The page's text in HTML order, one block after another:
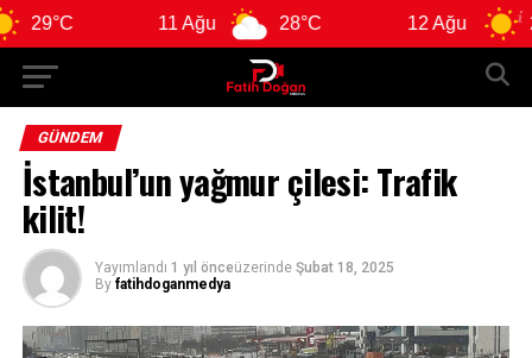
11 Ağu 28°C 12 Ağu 29°C
GÜNDEM
İstanbul’un yağmur çilesi: Trafik
kilit!
Yayımlandı 1 yıl önceüzerinde Şubat 18, 2025
By fatihdoganmedya